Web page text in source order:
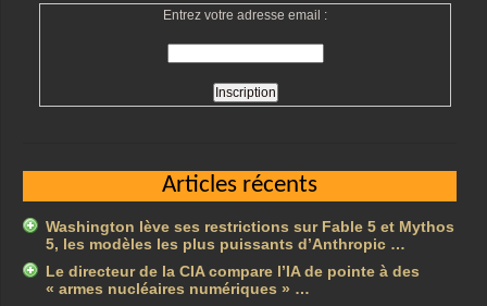
Entrez votre adresse email :
Articles récents
Washington lève ses restrictions sur Fable 5 et Mythos
5, les modèles les plus puissants d’Anthropic …
Le directeur de la CIA compare l’IA de pointe à des
« armes nucléaires numériques » …